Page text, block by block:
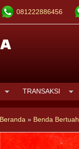
081222886456
TRANSAKSI
Beranda » Benda Bertuah